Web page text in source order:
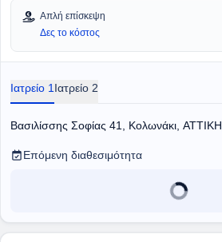
Απλή επίσκεψη
Δες το κόστος
Ιατρείο 1 Ιατρείο 2
Βασιλίσσης Σοφίας 41, Κολωνάκι, ΑΤΤΙΚΗ
Επόμενη διαθεσιμότητα